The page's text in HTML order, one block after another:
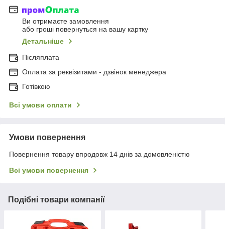
Ви отримаєте замовлення
або гроші повернуться на вашу картку
Детальніше
Післяплата
Оплата за реквізитами - дзвінок менеджера
Готівкою
Всі умови оплати
Умови повернення
Повернення товару впродовж 14 днів за домовленістю
Всі умови повернення
Подібні товари компанії